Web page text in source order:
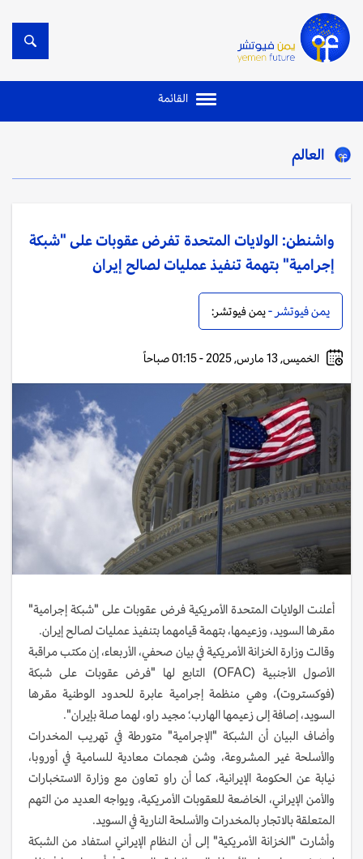
القائمة
العالم
واشنطن: الولايات المتحدة تفرض عقوبات على "شبكة
إجرامية" بتهمة تنفيذ عمليات لصالح إيران
يمن فيوتشر -يمن فيوتشر:
الخميس, 13 مارس, 2025 - 01:15 صباحاً
أعلنت الولايات المتحدة الأمريكية فرض عقوبات على "شبكة إجرامية"
مقرها السويد، وزعيمها، بتهمة قيامهما بتنفيذ عمليات لصالح إيران.
وقالت وزارة الخزانة الأمريكية في بيان صحفي، الأربعاء، إن مكتب مراقبة
الأصول الأجنبية (OFAC) التابع لها "فرض عقوبات على شبكة
(فوكستروت)، وهي منظمة إجرامية عابرة للحدود الوطنية مقرها
السويد، إصافة إلى زعيمها الهارب؛ مجيد راو، لهما صلة بإيران".
وأضاف البيان أن الشبكة "الإجرامية" متورطة في تهريب المخدرات
والأسلحة غير المشروعة، وشن هجمات معادية للسامية في أوروبا،
نيابة عن الحكومة الإيرانية، كما أن راو تعاون مع وزارة الاستخبارات
والأمن الإيراني، الخاضعة للعقوبات الأمريكية، ويواجه العديد من التهم
المتعلقة بالاتجار بالمخدرات والأسلحة النارية في السويد.
وأشارت "الخزانة الأمريكية" إلى أن النظام الإيراني استفاد من الشبكة